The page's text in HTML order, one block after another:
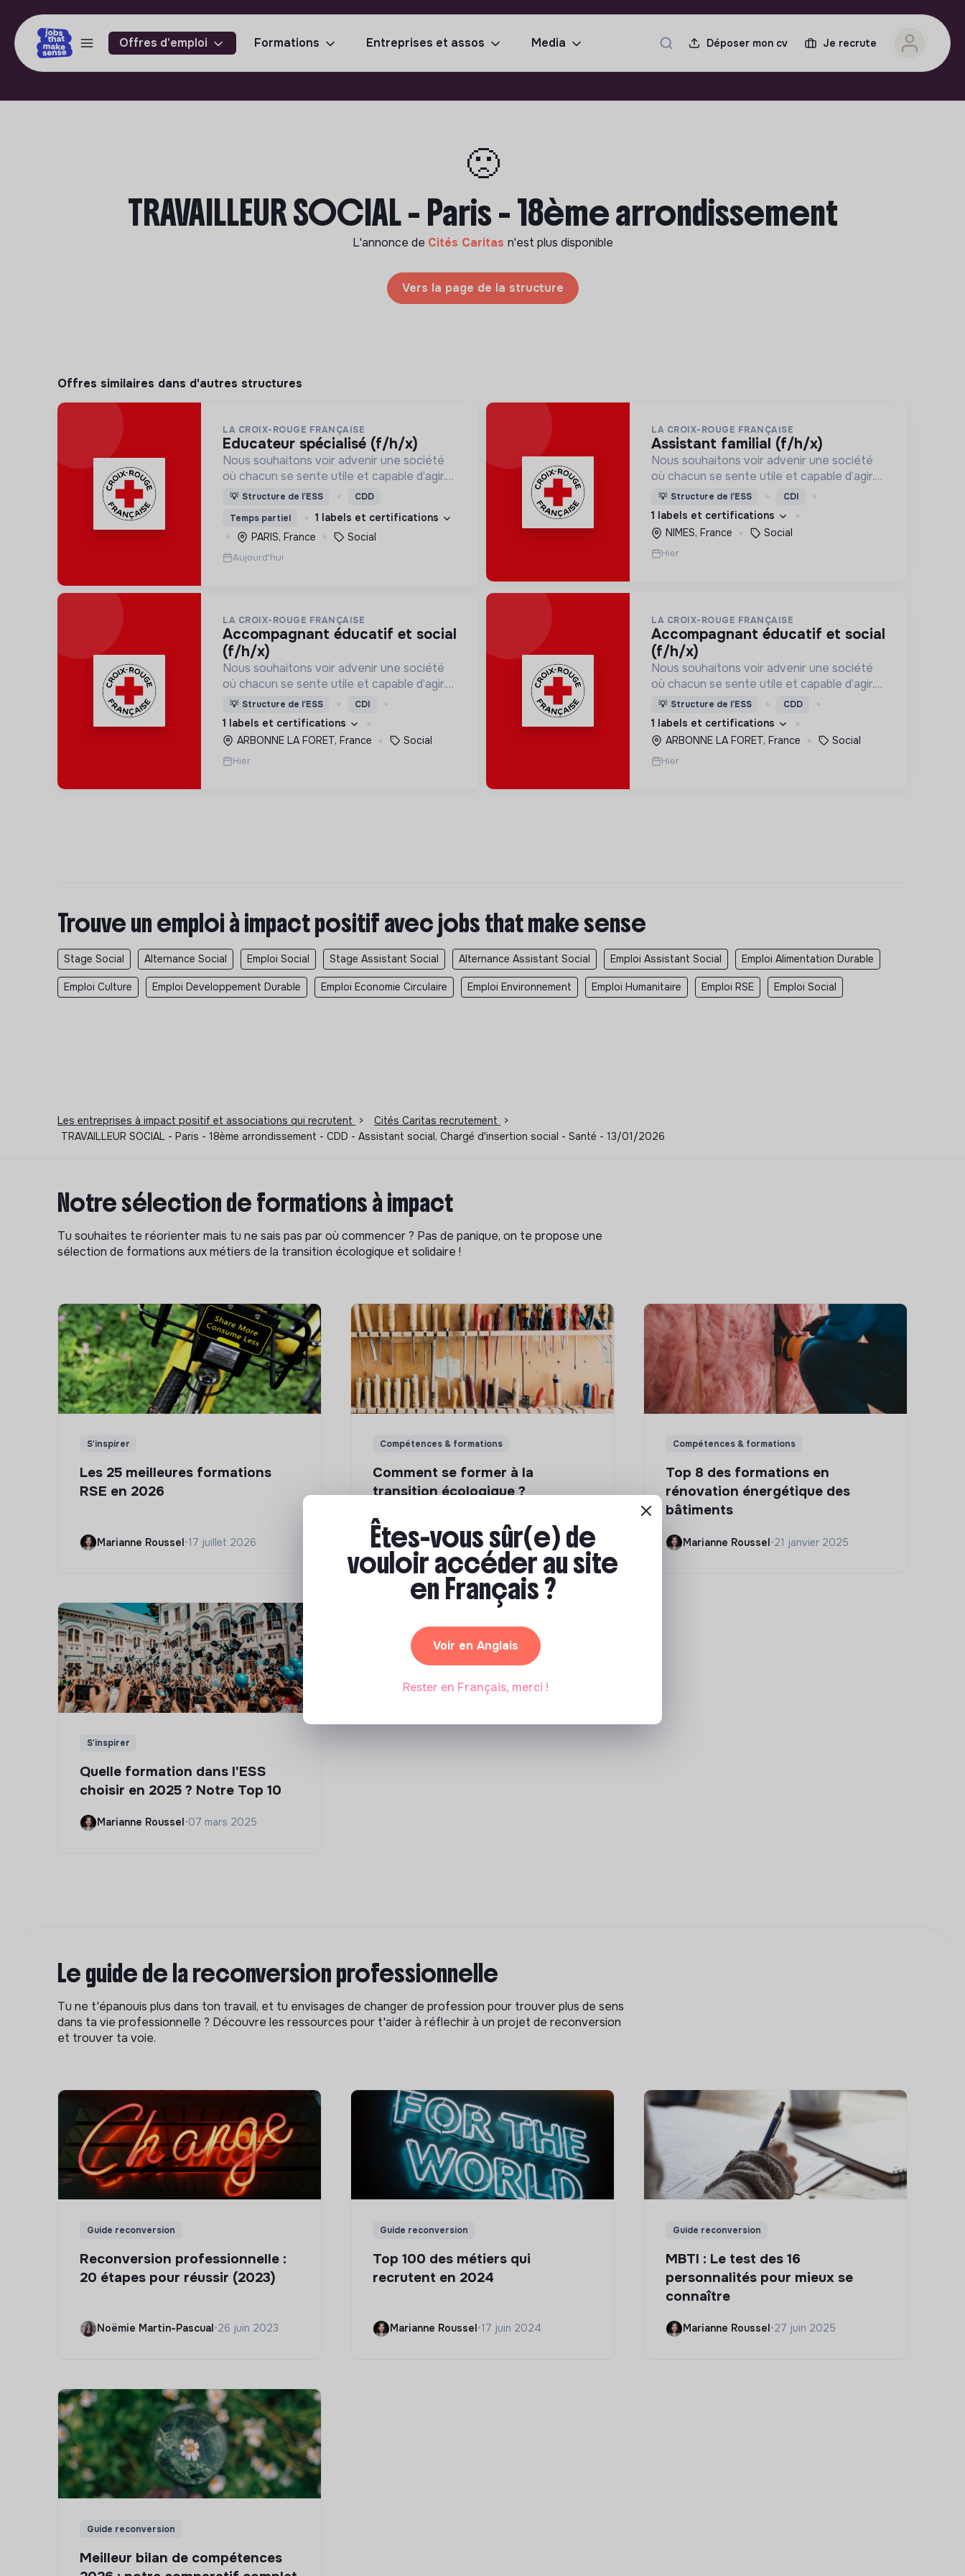
Offres d'emploi Formations Entreprises et assos Media Déposer mon cv Je recrute
🙁
TRAVAILLEUR SOCIAL - Paris - 18ème arrondissement
L'annonce de Cités Caritas n'est plus disponible
Vers la page de la structure
Offres similaires dans d'autres structures
LA CROIX-ROUGE FRANÇAISE
educateur spécialisé (f/h/x)
Nous souhaitons voir advenir une société
où chacun se sente utile et capable d’agir.
Pour cela, nous proposons des moyens et
adaptés à tous.
💡 Structure de l’ESS
CDD
Temps partiel
1 labels et certifications
PARIS, France
Social
Aujourd'hui
LA CROIX-ROUGE FRANÇAISE
assistant familial (f/h/x)
Nous souhaitons voir advenir une société
où chacun se sente utile et capable d’agir.
Pour cela, nous proposons des moyens et
des lieux d’engagement innovants et
adaptés à tous.
💡 Structure de l’ESS CDI
1 labels et certifications
NIMES, France
Social
Hier
LA CROIX-ROUGE FRANÇAISE
accompagnant éducatif et social
(f/h/x)
Nous souhaitons voir advenir une société
où chacun se sente utile et capable d’agir.
Pour cela, nous proposons des moyens et
des lieux d’engagement innovants et
adaptés à tous.
💡 Structure de l’ESS CDI
1 labels et certifications
ARBONNE LA FORET, France
Social
Hier
LA CROIX-ROUGE FRANÇAISE
accompagnant éducatif et social
(f/h/x)
Nous souhaitons voir advenir une société
où chacun se sente utile et capable d’agir.
Pour cela, nous proposons des moyens et
des lieux d’engagement innovants et
adaptés à tous.
💡 Structure de l’ESS CDD
1 labels et certifications
ARBONNE LA FORET, France
Social
Hier
Trouve un emploi à impact positif avec jobs that make sense
Stage Social Alternance Social Emploi Social Stage Assistant Social Alternance Assistant Social Emploi Assistant Social Emploi Alimentation Durable
Emploi Culture Emploi Developpement Durable Emploi Economie Circulaire Emploi Environnement Emploi Humanitaire Emploi RSE Emploi Social
Les entreprises à impact positif et associations qui recrutent > Cités Caritas recrutement
>
TRAVAILLEUR SOCIAL - Paris - 18ème arrondissement - CDD - Assistant social, Chargé d'insertion social - Santé - 13/01/2026
Notre sélection de formations à impact
Tu souhaites te réorienter mais tu ne sais pas par où commencer ? Pas de panique, on te propose une
sélection de formations aux métiers de la transition écologique et solidaire !
S'inspirer
Les 25 meilleures formations
RSE en 2026
Marianne Roussel•17 juillet 2026
Compétences & formations
Comment se former à la
transition écologique ?
Marianne Roussel•09 janvier 2024
Compétences & formations
Top 8 des formations en
rénovation énergétique des
bâtiments
Marianne Roussel•21 janvier 2025
S'inspirer
Quelle formation dans l'ESS
choisir en 2025 ? Notre Top 10
Marianne Roussel •07 mars 2025
Le guide de la reconversion professionnelle
Tu ne t'épanouis plus dans ton travail, et tu envisages de changer de profession pour trouver plus de sens
dans ta vie professionnelle ? Découvre les ressources pour t'aider à réflechir à un projet de reconversion
et trouver ta voie.
Guide reconversion
Reconversion professionnelle :
20 étapes pour réussir (2023)
Noëmie Martin-Pascual•26 juin 2023
Guide reconversion
Top 100 des métiers qui
recrutent en 2024
Marianne Roussel•17 juin 2024
Guide reconversion
MBTI : Le test des 16
personnalités pour mieux se
connaître
Marianne Roussel•27 juin 2025
Guide reconversion
Meilleur bilan de compétences
Êtes-vous sûr(e) de
vouloir accéder au site
en Français ?
Voir en Anglais
Rester en Français, merci !